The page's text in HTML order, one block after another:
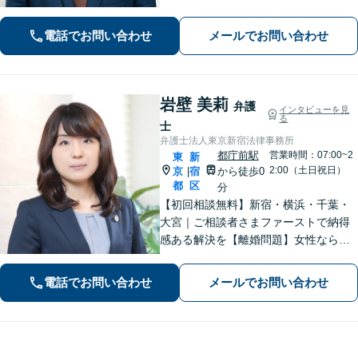
して明るい未来へ踏み出せるよう、誠
実に向き合い、全力を尽くします！
電話でお問い合わせ メールでお問い合わせ
岩壁 美莉 弁護
士
インタビューを見
る
弁護士法人東京新宿法律事務所
東
京
都
|
新
宿
区
都庁前駅
から徒歩0
分
営業時間：07:00~2
2:00（土日祝日）
​​【初回相談無料】新宿・横浜・千葉・
大宮｜ご相談者さまファーストで納得
感ある解決を【離婚問題】女性ならで
らご相談ください【相続問題】事務所
相談実績1万件以上！様々な相続トラブ
電話でお問い合わせ メールでお問い合わせ